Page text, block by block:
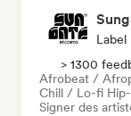
Label
> 1300
Afrobeat /
Chill / Lo-fi
Signer des